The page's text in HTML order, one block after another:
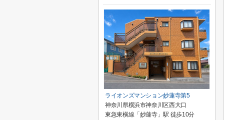
ライオンズマンション妙蓮寺第5
神奈川県横浜市神奈川区西大口
東急東横線「妙蓮寺」駅 徒歩10分